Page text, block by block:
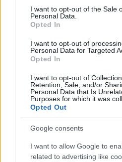
consent section.
I want to opt-out of the Sale
Personal Data.
Opted In
I want to opt-out of
Personal Data for Targeted
Opted In
I want to opt-out of
Retention, Sale, and/or
Personal Data that Is
Purposes for which it was
Opted Out
Google consents
I want to allow Google to
related to advertising like
στο Συμβούλιο Γενικών
Επίσης, στις 28 και 29 Μαΐου,
μεταβεί στο Βατικανό για
υφυπουργό Εξωτερικών του
Στις 2 Ιουνίου, η υφυπουργός
συνάντηση με τον υφυπουργό
Ίγκνασι Νιέμτσιτσκι (Ignacy
Ιουνίου, η κ. Παπαδοπούλου θα
Ειδικό Εντεταλμένο της ΕΕ για